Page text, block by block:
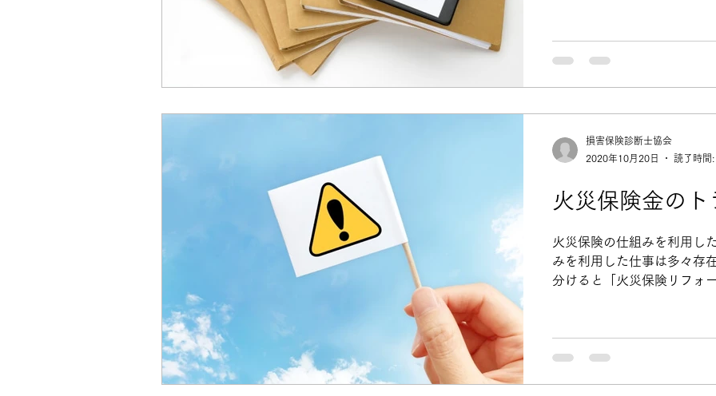
火災保険金のト
火災保険の仕組みを利用し
みを利用した仕事は多々存
分けると「火災保険リフォ
ーム会社などが代...
損害保険診断士協会
2020年10月20日
読了時間